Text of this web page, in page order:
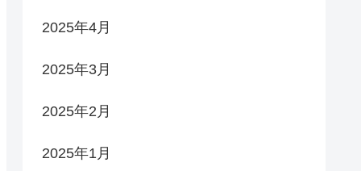
2025年4月
2025年3月
2025年2月
2025年1月